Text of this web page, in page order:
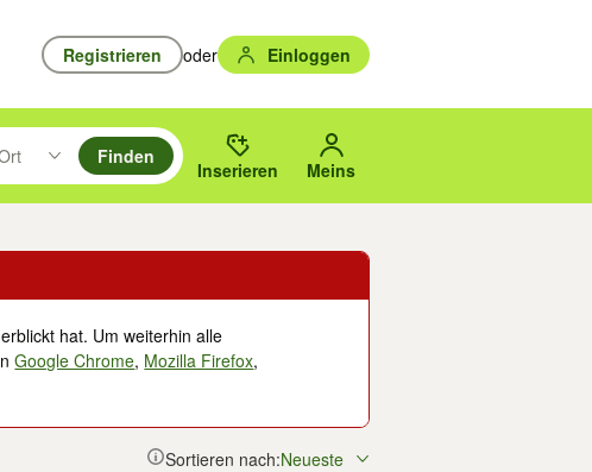
Registrieren oder Einloggen
unten durchsuchen und mit Eingabetaste auswählen.
drücken um zu suchen, oder Vorschläge mit den Pfeiltasten nach oben/
des gewählten Orts oder PLZ.
Finden
Inserieren Meins
hat. Um weiterhin alle
Google Chrome, Mozilla Firefox,
Sortieren nach:Neueste